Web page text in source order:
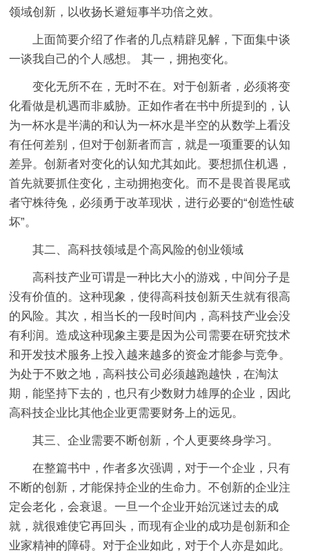
领域创新，以收扬长避短事半功倍之效。
上面简要介绍了作者的几点精辟见解，下面集中谈
一谈我自己的个人感想。 其一，拥抱变化。
变化无所不在，无时不在。对于创新者，必须将变
化看做是机遇而非威胁。正如作者在书中所提到的，认
为一杯水是半满的和认为一杯水是半空的从数学上看没
有任何差别，但对于创新者而言，就是一项重要的认知
差异。创新者对变化的认知尤其如此。要想抓住机遇，
首先就要抓住变化，主动拥抱变化。而不是畏首畏尾或
者守株待兔，必须勇于改革现状，进行必要的“创造性破
坏”。
其二、高科技领域是个高风险的创业领域
高科技产业可谓是一种比大小的游戏，中间分子是
没有价值的。这种现象，使得高科技创新天生就有很高
的风险。其次，相当长的一段时间内，高科技产业会没
有利润。造成这种现象主要是因为公司需要在研究技术
和开发技术服务上投入越来越多的资金才能参与竞争。
为处于不败之地，高科技公司必须越跑越快，在淘汰
期，能坚持下去的，也只有少数财力雄厚的企业，因此
高科技企业比其他企业更需要财务上的远见。
其三、企业需要不断创新，个人更要终身学习。
在整篇书中，作者多次强调，对于一个企业，只有
不断的创新，才能保持企业的生命力。不创新的企业注
定会老化，会衰退。一旦一个企业开始沉迷过去的成
就，就很难使它再回头，而现有企业的成功是创新和企
业家精神的障碍。对于企业如此，对于个人亦是如此。